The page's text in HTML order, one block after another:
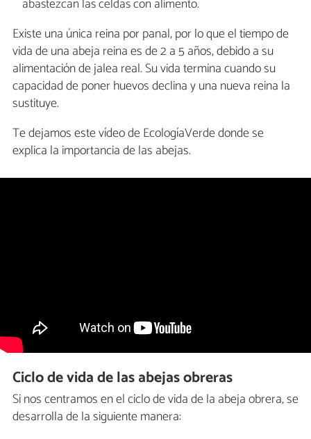
abastezcan las celdas con alimento.
Existe una única reina por panal, por lo que el tiempo de
vida de una abeja reina es de 2 a 5 años, debido a su
alimentación de jalea real. Su vida termina cuando su
capacidad de poner huevos declina y una nueva reina la
sustituye.
Te dejamos este vídeo de EcologíaVerde donde se
explica la importancia de las abejas.
Ciclo de vida de las abejas obreras
Si nos centramos en el ciclo de vida de la abeja obrera, se
desarrolla de la siguiente manera: